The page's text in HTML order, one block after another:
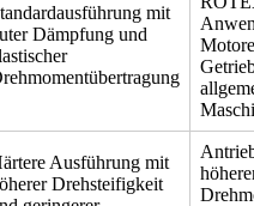
mit
Dämpfung und
Ausführung mit
Drehsteifigkeit